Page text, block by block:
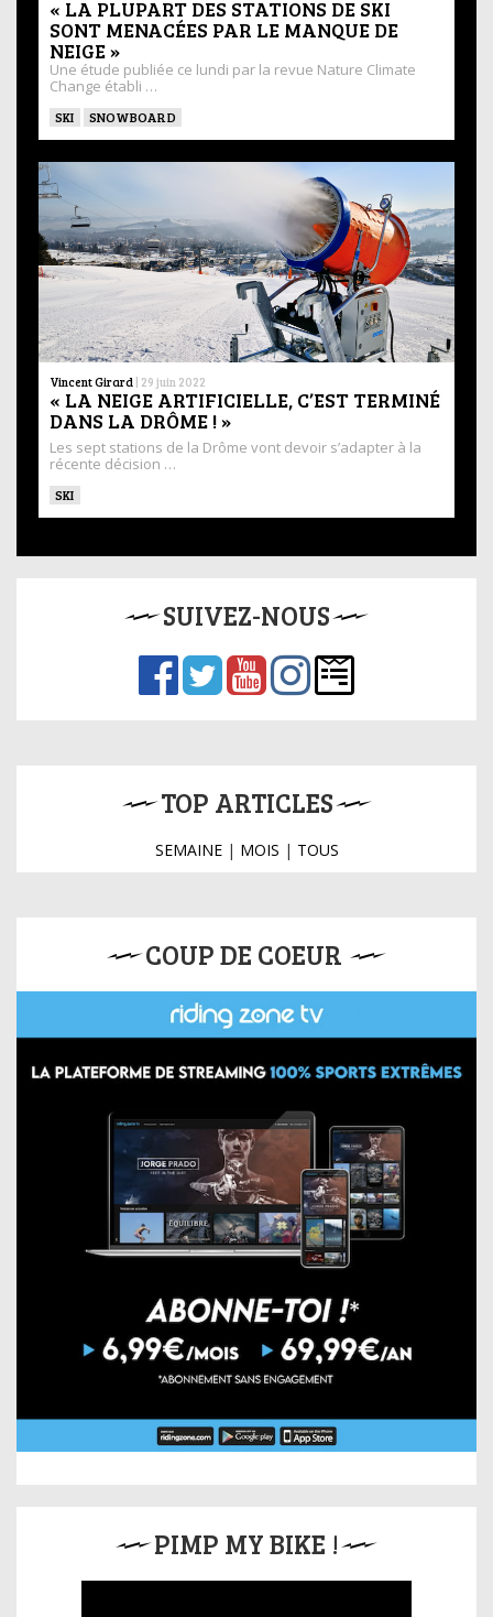
« LA PLUPART DES STATIONS DE SKI
SONT MENACÉES PAR LE MANQUE DE
NEIGE »
Une étude publiée ce lundi par la revue Nature Climate
Change établi …
SKI SNOWBOARD
Vincent Girard | 29 juin 2022
« LA NEIGE ARTIFICIELLE, C’EST TERMINÉ
DANS LA DRÔME ! »
Les sept stations de la Drôme vont devoir s’adapter à la
récente décision …
SKI
SUIVEZ-NOUS
TOP ARTICLES
SEMAINE| MOIS | TOUS
COUP DE COEUR
PIMP MY BIKE !